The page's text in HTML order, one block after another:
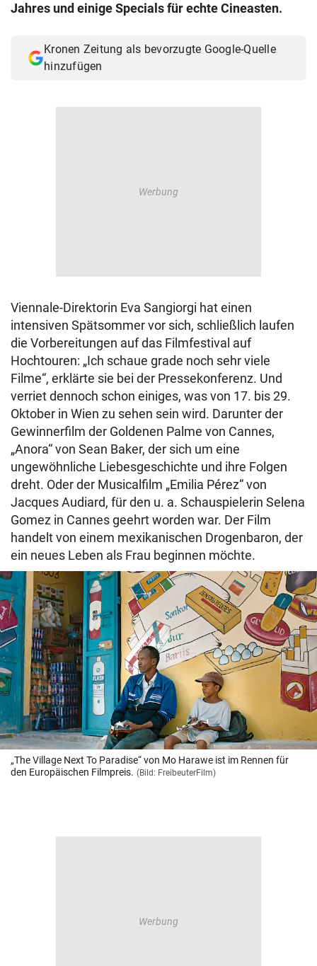
Jahres und einige Specials für echte Cineasten.
Kronen Zeitung als bevorzugte Google-Quelle
hinzufügen
Viennale-Direktorin Eva Sangiorgi hat einen
intensiven Spätsommer vor sich, schließlich laufen
die Vorbereitungen auf das Filmfestival auf
Hochtouren: „Ich schaue grade noch sehr viele
Filme“, erklärte sie bei der Pressekonferenz. Und
verriet dennoch schon einiges, was von 17. bis 29.
Oktober in Wien zu sehen sein wird. Darunter der
Gewinnerfilm der Goldenen Palme von Cannes,
„Anora“ von Sean Baker, der sich um eine
ungewöhnliche Liebesgeschichte und ihre Folgen
dreht. Oder der Musicalfilm „Emilia Pérez“ von
Jacques Audiard, für den u. a. Schauspielerin Selena
Gomez in Cannes geehrt worden war. Der Film
handelt von einem mexikanischen Drogenbaron, der
ein neues Leben als Frau beginnen möchte.
„The Village Next To Paradise“ von Mo Harawe ist im Rennen für
den Europäischen Filmpreis. (Bild: FreibeuterFilm)